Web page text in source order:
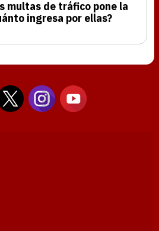
multas de tráfico pone la
ingresa por ellas?